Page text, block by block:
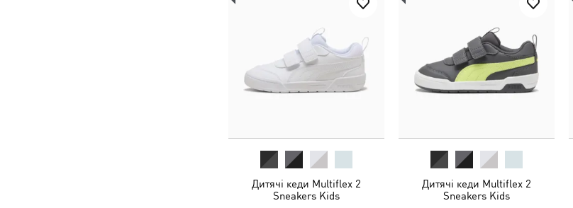
Дитячі кеди Multiflex 2
Sneakers Kids
Дитячі кеди Multiflex 2
Sneakers Kids